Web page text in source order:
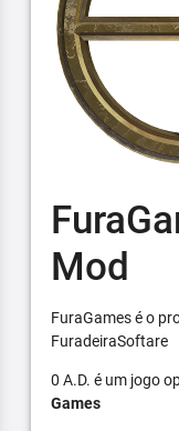
Mod
FuraGames é o
FuradeiraSoftare
0 A.D. é um jogo
Games